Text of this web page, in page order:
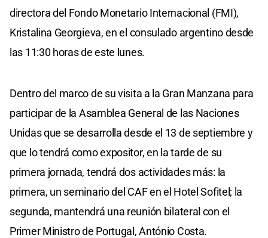
directora del Fondo Monetario Internacional (FMI),
Kristalina Georgieva, en el consulado argentino desde
las 11:30 horas de este lunes.
Dentro del marco de su visita a la Gran Manzana para
participar de la Asamblea General de las Naciones
Unidas que se desarrolla desde el 13 de septiembre y
que lo tendrá como expositor, en la tarde de su
primera jornada, tendrá dos actividades más: la
primera, un seminario del CAF en el Hotel Sofitel; la
segunda, mantendrá una reunión bilateral con el
Primer Ministro de Portugal, António Costa.